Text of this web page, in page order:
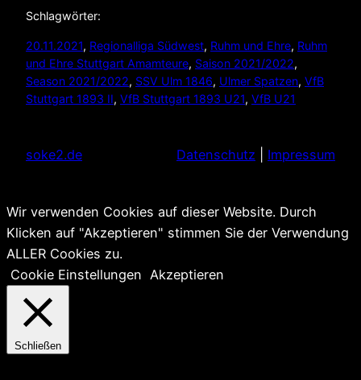
Schlagwörter:
20.11.2021, Regionalliga Südwest, Ruhm und Ehre, Ruhm
und Ehre Stuttgart Amamteure, Saison 2021/2022
Season 2021/2022, SSV Ulm 1846, Ulmer Spatzen, VfB
Stuttgart 1893 II, VfB Stuttgart 1893 U21, VfB U21
soke2.de Datenschutz Impressum
Wir verwenden Cookies auf dieser Website. Durch
Klicken auf "Akzeptieren" stimmen Sie der Verwendung
ALLER Cookies zu.
Cookie Einstellungen Akzeptieren
Schließen